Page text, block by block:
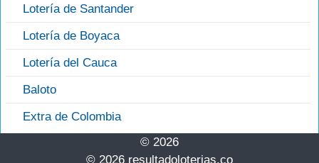
Lotería de Santander
Lotería de Boyaca
Lotería del Cauca
Baloto
Extra de Colombia
© 2026
© 2026 resultadoloterias.co